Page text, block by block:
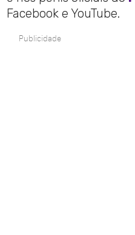
Facebook e YouTube.
Publicidade